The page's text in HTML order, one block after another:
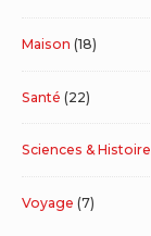
Maison (18)
Santé (22)
Sciences & Histoire
Voyage (7)